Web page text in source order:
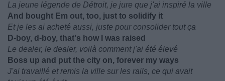
La jeune légende de Détroit, je jure que j'ai inspiré la ville
And bought Em out, too, just to solidify it
Et je les ai acheté aussi, juste pour consolider tout ça
D-boy, d-boy, that's how I was raised
Le dealer, le dealer, voilà comment j'ai été élevé
Boss up and put the city on, forever my ways
J'ai travaillé et remis la ville sur les rails, ce qui avait